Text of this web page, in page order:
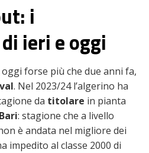
i
ieri e oggi
forse più che due anni fa,
. Nel 2023/24 l’algerino ha
da titolare in pianta
Bari: stagione che a livello
è andata nel migliore dei
impedito al classe 2000 di